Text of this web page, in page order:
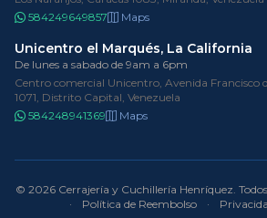
584249649857
Maps
Unicentro el Marqués, La California
De lunes a sabado de 9am a 6pm
Centro comercial Unicentro, Avenida Francisco
1071, Distrito Capital, Venezuela
584248941369
Maps
© 2026 Cerrajería y Cuchillería Henríquez. Todos
·
Política de Reembolso ·